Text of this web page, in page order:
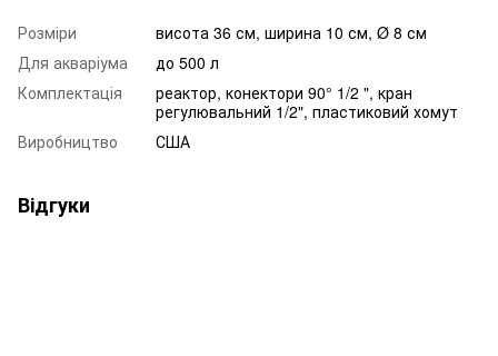
Розміри
висота 36 см, ширина 10 см, Ø 8 см
Для акваріума
до 500 л
Комплектація
реактор, конектори 90° 1/2 ", кран
регулювальний 1/2", пластиковий хомут
Виробництво
США
Відгуки